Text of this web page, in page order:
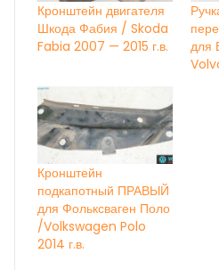
Кронштейн двигателя
Шкода Фабия / Skoda
Fabia 2007 — 2015 г.в.
для
Кронштейн
подкапотный ПРАВЫЙ
для Фольксваген Поло
/Volkswagen Polo
2014 г.в.